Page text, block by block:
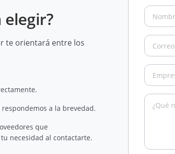
te orientará entre los
a la brevedad.
que
necesidad al contactarte.